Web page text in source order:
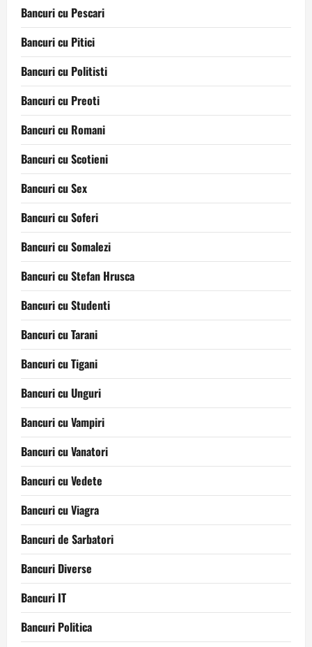
Bancuri cu Pescari
Bancuri cu Pitici
Bancuri cu Politisti
Bancuri cu Preoti
Bancuri cu Romani
Bancuri cu Scotieni
Bancuri cu Sex
Bancuri cu Soferi
Bancuri cu Somalezi
Bancuri cu Stefan Hrusca
Bancuri cu Studenti
Bancuri cu Tarani
Bancuri cu Tigani
Bancuri cu Unguri
Bancuri cu Vampiri
Bancuri cu Vanatori
Bancuri cu Vedete
Bancuri cu Viagra
Bancuri de Sarbatori
Bancuri Diverse
Bancuri IT
Bancuri Politica